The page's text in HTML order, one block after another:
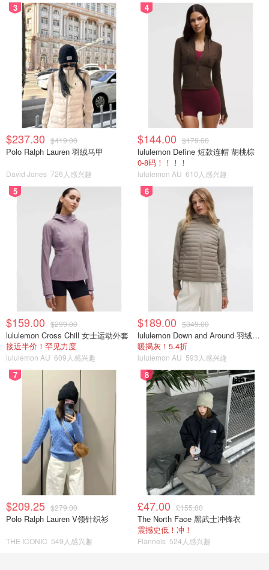
3
$237.30 $419.00
Polo Ralph Lauren 羽绒马甲
David Jones 726人感兴趣
4
$144.00 $179.00
lululemon Define 短款连帽 胡桃棕
0-8码！！！！
lululemon AU 610人感兴趣
5
$159.00 $299.00
lululemon Cross Chill 女士运动外套
接近半价！罕见力度
lululemon AU 609人感兴趣
6
$189.00 $349.00
lululemon Down and Around 羽绒夹克
暖揭灰！5.4折
lululemon AU 593人感兴趣
7
$209.25 $279.00
Polo Ralph Lauren V领针织衫
THE ICONIC 549人感兴趣
8
£47.00 £155.00
The North Face 黑武士冲锋衣
震撼史低！冲！
Flannels 524人感兴趣